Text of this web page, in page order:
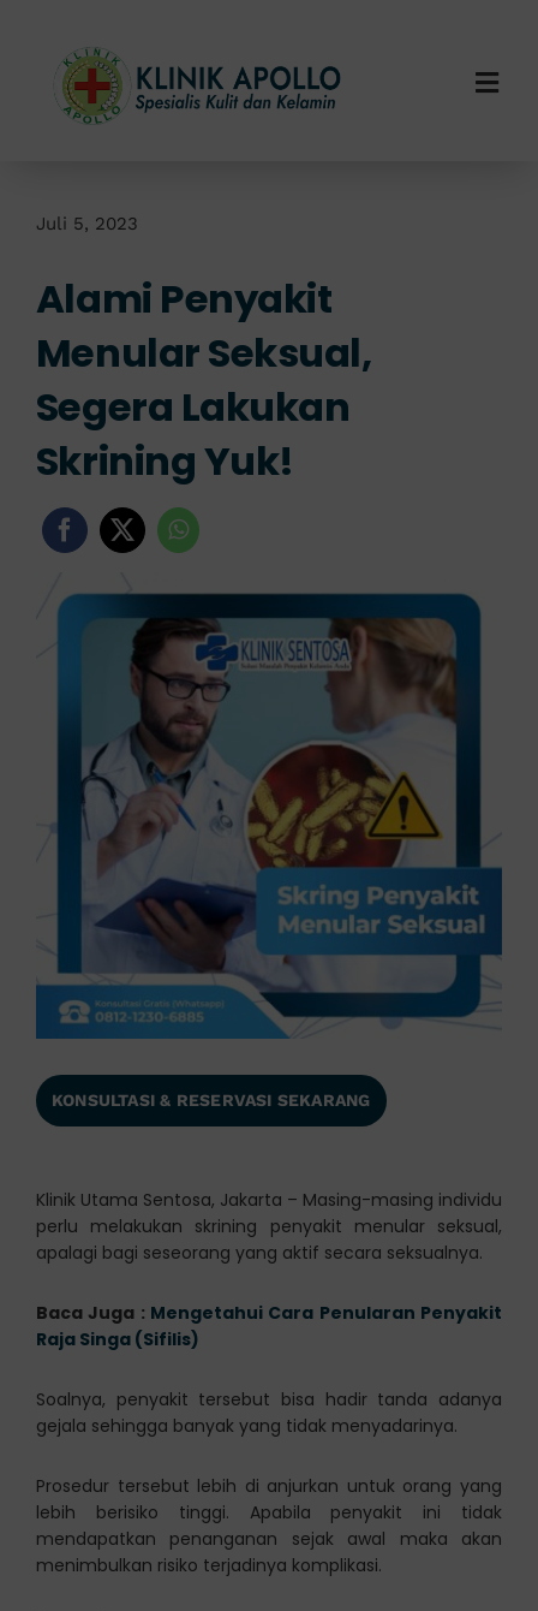
content
Layanan Kami
Info Klinik
Juli 5, 2023
Alami Penyakit
Menular Seksual,
Segera Lakukan
Skrining Yuk!
KONSULTASI & RESERVASI SEKARANG
Klinik Utama Sentosa, Jakarta – Masing-masing individu
perlu melakukan skrining penyakit menular seksual,
apalagi bagi seseorang yang aktif secara seksualnya.
Baca Juga : Mengetahui Cara Penularan Penyakit
Raja Singa (Sifilis)
Soalnya, penyakit tersebut bisa hadir tanda adanya
gejala sehingga banyak yang tidak menyadarinya.
Prosedur tersebut lebih di anjurkan untuk orang yang
lebih berisiko tinggi. Apabila penyakit ini tidak
mendapatkan penanganan sejak awal maka akan
menimbulkan risiko terjadinya komplikasi.